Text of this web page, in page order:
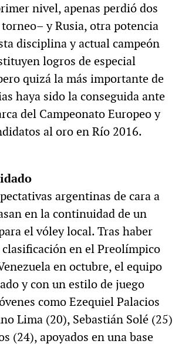
nivel, apenas perdió dos
y Rusia, otra potencia
disciplina y actual campeón
logros de especial
quizá la más importante de
haya sido la conseguida ante
del Campeonato Europeo y
al oro en Río 2016.
argentinas de cara a
en la continuidad de un
el vóley local. Tras haber
en el Preolímpico
en octubre, el equipo
y con un estilo de juego
como Ezequiel Palacios
Lima (20), Sebastián Solé (25)
(24), apoyados en una base